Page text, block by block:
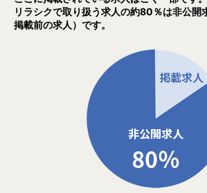
＜成長支援＞
メンタリング・学習会・フィードバック充実
【あなたのキャリアを加速する環境】
入社後すぐにスキルチェックで最適な成長プ
半年で生成AI活用スキルを習得可能
3年後にはテックリードやAI専門家として活
【キャリアパススケジュールイメージ】
入社直後：環境構築・小規模改修
や各チームの意思決定を、データと仕組み
在としてご活躍いただきます。
高い実装スキルはもちろん、「この設計や
価値/成長につながるか？」という広い視点
やビジネスの変化に応じた最適な仕組みを
力を求めています。
特にこのポジションでは、既存の要件や依
なく、「そもそもこの要件でよいのか？」
め、技術・構造・ユーザー価値の観点から
リラシクで取り扱う求人の約80％は非公開
掲載前の求人）です。